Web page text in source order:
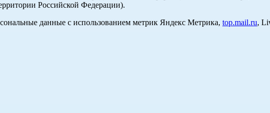
Российской Федерации).
данные с использованием метрик Яндекс Метрика, top.mail.ru,